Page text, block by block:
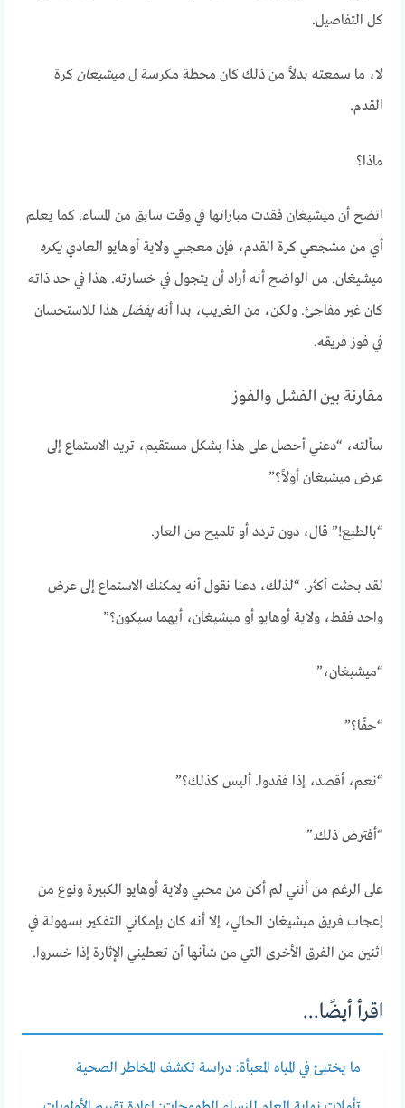
كل التفاصيل.
لا، ما سمعته بدلاً من ذلك كان محطة مكرسة لميشيغان كرة
القدم.
ماذا؟
اتضح أن ميشيغان فقدت مباراتها في وقت سابق من المساء. كما يعلم
أي من مشجعي كرة القدم، فإن معجبي ولاية أوهايو العادييكره
ميشيغان. من الواضح أنه أراد أن يتجول في خسارته. هذا في حد ذاته
كان غير مفاجئ. ولكن، من الغريب، بدا أنهيفضل هذا للاستحسان
في فوز فريقه.
مقارنة بين الفشل والفوز
سألته، “دعني أحصل على هذا بشكل مستقيم، تريد الاستماع إلى
عرض ميشيغان أولاً؟”
“بالطبع!” قال، دون تردد أو تلميح من العار.
لقد بحثت أكثر. “لذلك، دعنا نقول أنه يمكنك الاستماع إلى عرض
واحد فقط، ولاية أوهايو أو ميشيغان، أيهما سيكون؟”
“ميشيغان،”
“حقًا؟”
“نعم، أقصد، إذا فقدوا. أليس كذلك؟”
“أفترض ذلك.”
على الرغم من أنني لم أكن من محبي ولاية أوهايو الكبيرة ونوع من
إعجاب فريق ميشيغان الحالي، إلا أنه كان بإمكاني التفكير بسهولة في
اثنين من الفرق الأخرى التي من شأنها أن تعطيني الإثارة إذا خسروا.
اقرأ أيضًا...
ما يختبئ في المياه المعبأة: دراسة تكشف المخاطر الصحية